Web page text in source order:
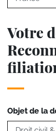
Votre
Objet de la